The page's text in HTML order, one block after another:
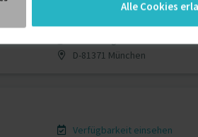
Alle Cookies
Verfügbarkeit einsehen
D-81371 München
Verfügbarkeit einsehen